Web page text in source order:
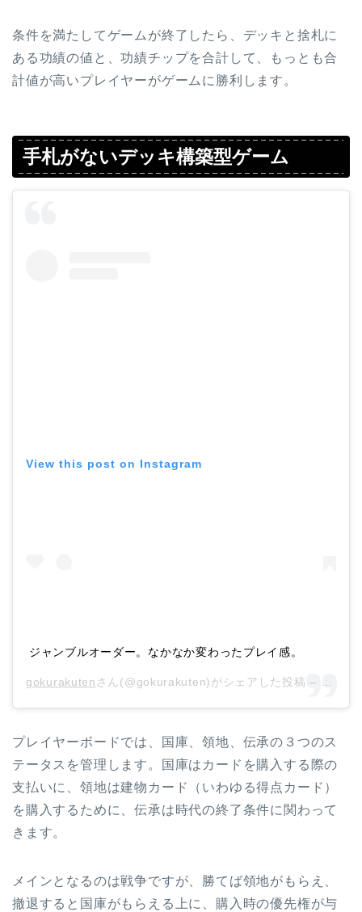
条件を満たしてゲームが終了したら、デッキと捨札に
ある功績の値と、功績チップを合計して、もっとも合
計値が高いプレイヤーがゲームに勝利します。
手札がないデッキ構築型ゲーム
View this post on Instagram
ジャンブルオーダー。なかなか変わったプレイ感。
gokurakuten さん(@gokurakuten)がシェアした投稿 – 2018
プレイヤーボードでは、国庫、領地、伝承の３つのス
テータスを管理します。国庫はカードを購入する際の
支払いに、領地は建物カード（いわゆる得点カード）
を購入するために、伝承は時代の終了条件に関わって
きます。
メインとなるのは戦争ですが、勝てば領地がもらえ、
撤退すると国庫がもらえる上に、購入時の優先権が与